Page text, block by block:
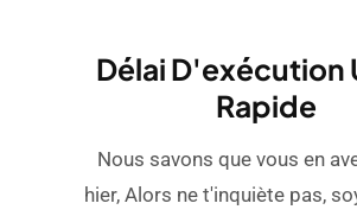
Délai D'exécution
Rapide
Nous savons que vous en
hier, Alors ne t'inquiète pas,